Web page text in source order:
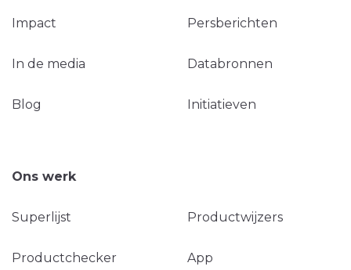
Impact Persberichten
In de media Databronnen
Blog Initiatieven
Ons werk
Superlijst Productwijzers
Productchecker App